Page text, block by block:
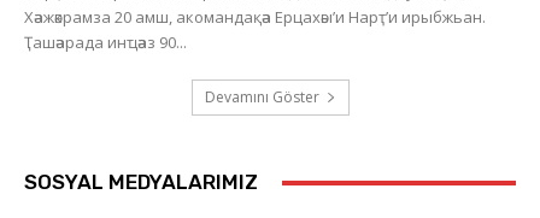
Хәажәкрамза 20 амш, акомандақәа Ерцахәы’и Нарҭ’и ирыбжьан.
Ҭашәарада инҵәаз 90...
Devamını Göster
SOSYAL MEDYALARIMIZ